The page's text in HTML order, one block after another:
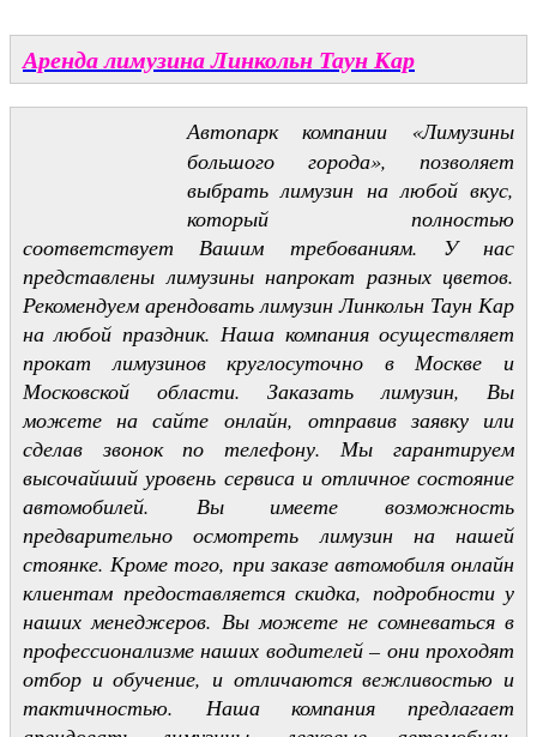
Аренда лимузина Линкольн Таун Кар
Автопарк компании «Лимузины
большого города», позволяет
выбрать лимузин на любой вкус,
который полностью
соответствует Вашим требованиям. У нас
представлены лимузины напрокат разных цветов.
Рекомендуем арендовать лимузин Линкольн Таун Кар
на любой праздник. Наша компания осуществляет
прокат лимузинов круглосуточно в Москве и
Московской области. Заказать лимузин, Вы
можете на сайте онлайн, отправив заявку или
сделав звонок по телефону. Мы гарантируем
высочайший уровень сервиса и отличное состояние
автомобилей. Вы имеете возможность
предварительно осмотреть лимузин на нашей
стоянке. Кроме того, при заказе автомобиля онлайн
клиентам предоставляется скидка, подробности у
наших менеджеров. Вы можете не сомневаться в
профессионализме наших водителей – они проходят
отбор и обучение, и отличаются вежливостью и
тактичностью. Наша компания предлагает